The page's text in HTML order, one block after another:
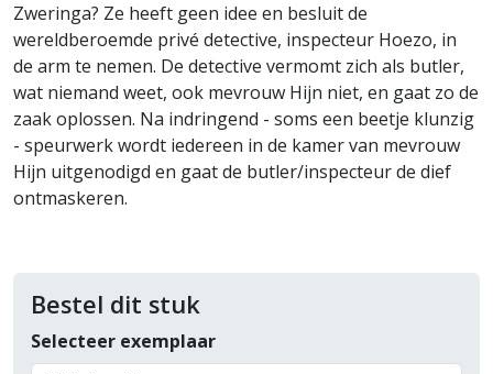
Zweringa? Ze heeft geen idee en besluit de
wereldberoemde privé detective, inspecteur Hoezo, in
de arm te nemen. De detective vermomt zich als butler,
wat niemand weet, ook mevrouw Hijn niet, en gaat zo de
zaak oplossen. Na indringend - soms een beetje klunzig
- speurwerk wordt iedereen in de kamer van mevrouw
Hijn uitgenodigd en gaat de butler/inspecteur de dief
ontmaskeren.
Bestel dit stuk
Selecteer exemplaar